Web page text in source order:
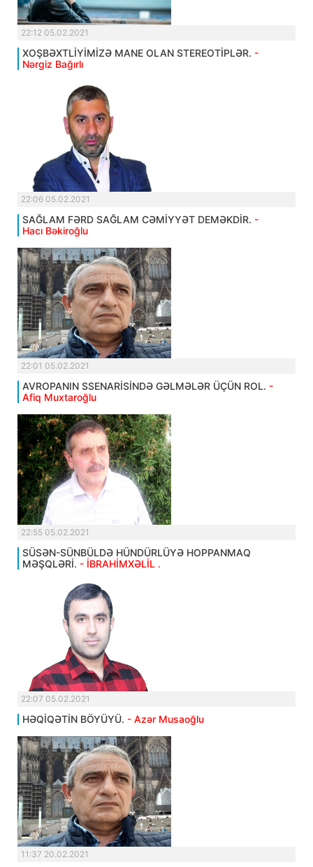
22:12 05.02.2021
XOŞBƏXTLİYİMİZƏ MANE OLAN STEREOTİPLƏR. -
Nərgiz Bağırlı
22:06 05.02.2021
SAĞLAM FƏRD SAĞLAM CƏMİYYƏT DEMƏKDİR. -
Hacı Bəkiroğlu
22:01 05.02.2021
AVROPANIN SSENARİSİNDƏ GƏLMƏLƏR ÜÇÜN ROL. -
Afiq Muxtaroğlu
22:55 05.02.2021
SÜSƏN-SÜNBÜLDƏ HÜNDÜRLÜYƏ HOPPANMAQ
MƏŞQLƏRİ. - İBRAHİMXƏLİL .
22:07 05.02.2021
HƏQİQƏTİN BÖYÜYÜ. - Azər Musaoğlu
11:37 20.02.2021